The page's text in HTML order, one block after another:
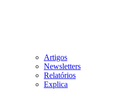
Artigos
Newsletters
Relatórios
Explica